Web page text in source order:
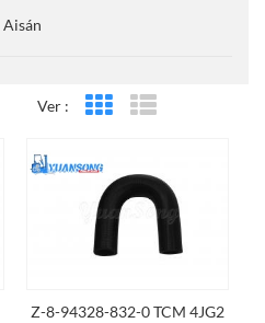
Aisán
Ver : Vista en cuadrícula
Z-8-94328-832-0 TCM 4JG2